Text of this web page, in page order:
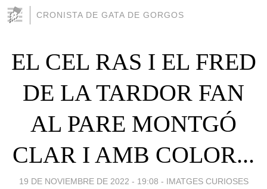
CRONISTA DE GATA DE GORGOS
EL CEL RAS I EL FRED
DE LA TARDOR FAN
AL PARE MONTGÓ
CLAR I AMB COLOR...
19 DE NOVIEMBRE DE 2022 - 19:08 - IMATGES CURIOSES